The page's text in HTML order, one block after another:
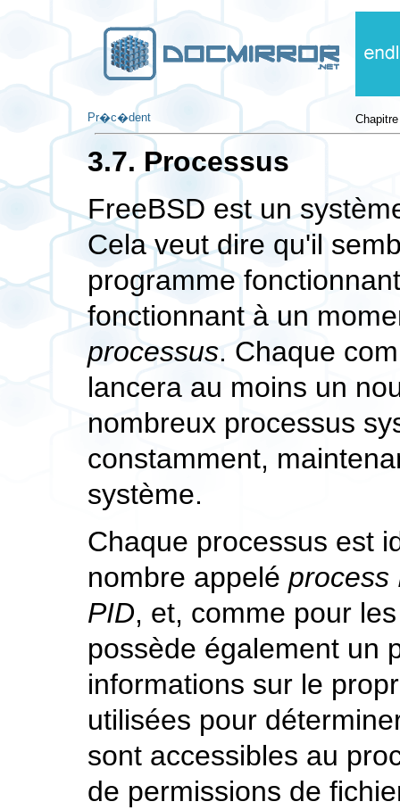
Pr�c�dent
3.7. Processus
FreeBSD est un
Cela veut dire qu'il
programme
fonctionnant à un
processus. Chaque
lancera au moins un
nombreux processus
constamment,
système.
Chaque processus est
nombre appelé process
PID, et, comme pour
possède également un
informations sur le
utilisées pour
sont accessibles au
de permissions de